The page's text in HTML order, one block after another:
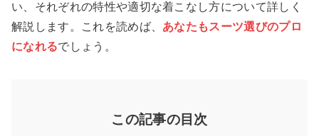
い、それぞれの特性や適切な着こなし方について詳しく
解説します。これを読めば、 あなたもスーツ選びのプロ
になれるでしょう。
この記事の目次